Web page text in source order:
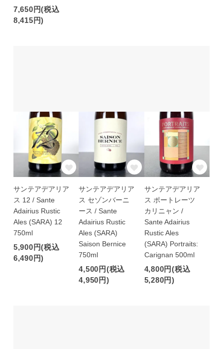
7,650円(税込
8,415円)
サンテアデアリア
ス 12 / Sante
Adairius Rustic
Ales (SARA) 12
750ml
5,900円(税込
6,490円)
サンテアデアリア
ス セゾンバーニ
ース / Sante
Adairius Rustic
Ales (SARA)
Saison Bernice
750ml
4,500円(税込
4,950円)
サンテアデアリア
ス ポートレーツ
カリニャン /
Sante Adairius
Rustic Ales
(SARA) Portraits:
Carignan 500ml
4,800円(税込
5,280円)